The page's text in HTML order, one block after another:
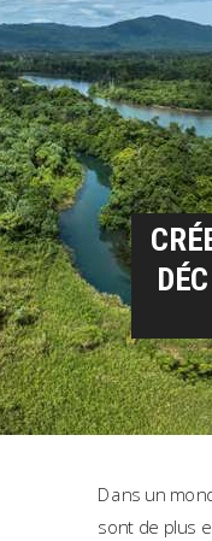
Dans un
sont de plus